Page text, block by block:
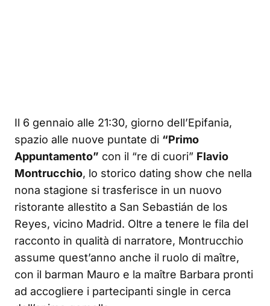
Il 6 gennaio alle 21:30, giorno dell’Epifania,
spazio alle nuove puntate di “Primo
Appuntamento” con il “re di cuori” Flavio
Montrucchio, lo storico dating show che nella
nona stagione si trasferisce in un nuovo
ristorante allestito a San Sebastián de los
Reyes, vicino Madrid. Oltre a tenere le fila del
racconto in qualità di narratore, Montrucchio
assume quest’anno anche il ruolo di maître,
con il barman Mauro e la maître Barbara pronti
ad accogliere i partecipanti single in cerca